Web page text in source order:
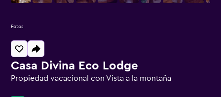
Casa Divina Eco Lodge
Propiedad vacacional con Vista a la montaña
Fotos